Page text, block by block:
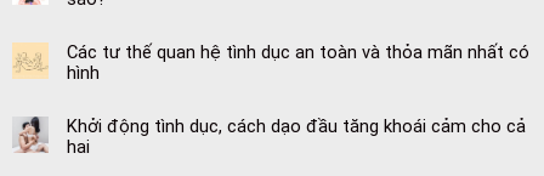
Các tư thế quan hệ tình dục an toàn và thỏa mãn nhất có
hình
Khởi động tình dục, cách dạo đầu tăng khoái cảm cho cả
hai